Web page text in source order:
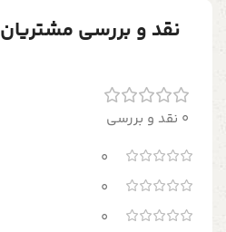
نقد و بررسی مشتریان
0 نقد و بررسی
0
0
0